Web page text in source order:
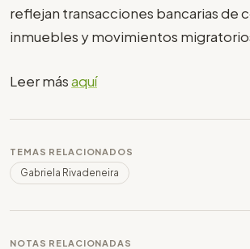
reflejan transacciones bancarias de
inmuebles y movimientos
Leer másaquí
TEMAS RELACIONADOS
Gabriela Rivadeneira
NOTAS RELACIONADAS